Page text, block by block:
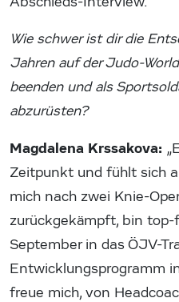
Wie schwer ist dir die
Jahren auf der Judo-
beenden und als
abzurüsten?
Magdalena Krssakova:
Zeitpunkt und fühlt sich
mich nach zwei Knie-
zurückgekämpft, bin
September in das ÖJV-
Entwicklungsprogramm
freue mich, von